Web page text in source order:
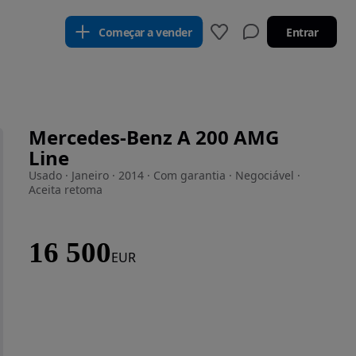
Começar a vender Entrar
Mercedes-Benz A 200 AMG
Line
Usado · Janeiro · 2014 · Com garantia · Negociável ·
Aceita retoma
16 500EUR